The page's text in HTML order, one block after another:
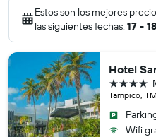
Estos son los mejores
las siguientes fechas: 17 -
Hotel
Tampico,
4
Wifi